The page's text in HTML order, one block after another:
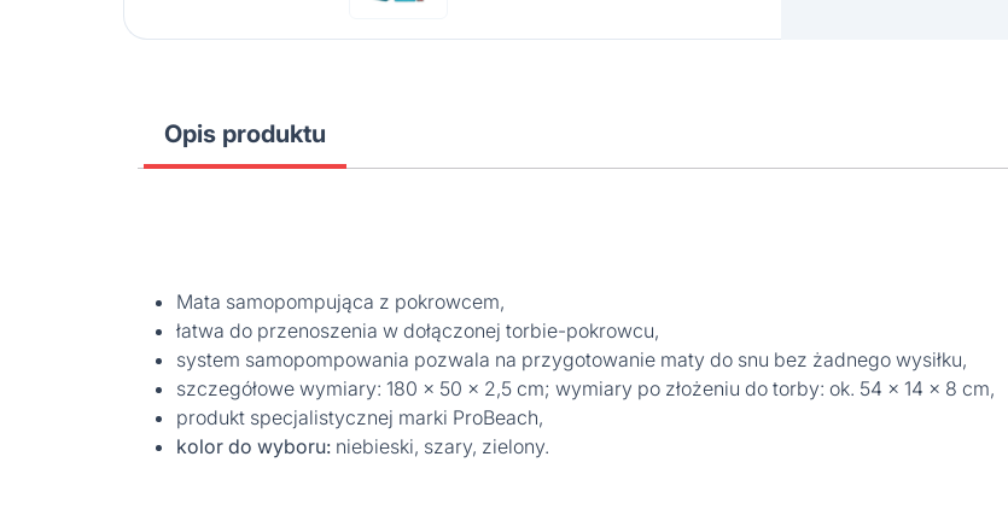
Opis produktu
Mata samopompująca z pokrowcem,
łatwa do przenoszenia w dołączonej torbie-pokrowcu,
system samopompowania pozwala na przygotowanie maty do snu bez żadnego wysiłku,
szczegółowe wymiary: 180 x 50 x 2,5 cm; wymiary po złożeniu do torby: ok. 54 x 14 x 8 cm,
produkt specjalistycznej marki ProBeach,
kolor do wyboru: niebieski, szary, zielony.